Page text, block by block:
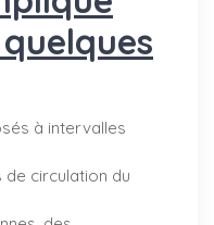
à intervalles
de circulation du